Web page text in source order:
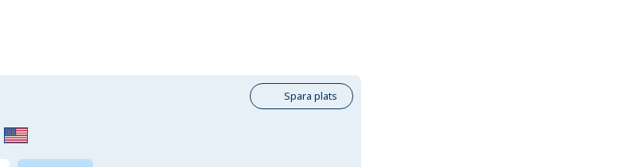
Spara plats